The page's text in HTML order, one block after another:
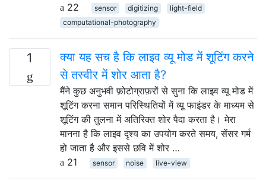
22
sensor digitizing
light-field
computational-photography
1
क्या यह सच है कि लाइव व्यू मोड में शूटिंग करने
से तस्वीर में शोर आता है?
मैंने कुछ अनुभवी फ़ोटोग्राफ़रों से सुना कि लाइव व्यू मोड में
शूटिंग करना समान परिस्थितियों में व्यू फाइंडर के माध्यम से
शूटिंग की तुलना में अतिरिक्त शोर पैदा करता है। मेरा
मानना ​​है कि लाइव दृश्य का उपयोग करते समय, सेंसर गर्म
हो जाता है और इससे छवि में शोर …
21
sensor noise live-view